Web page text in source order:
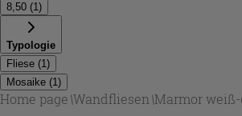
8,50 (1)
Typologie
Fliese (1)
Mosaike (1)
Home page\Wandfliesen \Marmor weiß-